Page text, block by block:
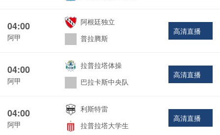
04:00
阿甲
阿根廷独立
普拉腾斯
高清直播
04:00
阿甲
拉普拉塔体操
巴拉卡斯中央队
高清直播
04:00
阿甲
利斯特雷
拉普拉塔大学生
高清直播